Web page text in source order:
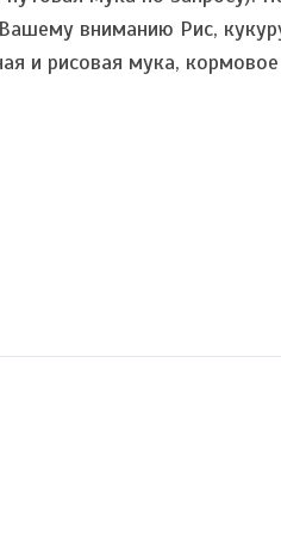
вниманию Рис,
и рисовая мука, кормовое